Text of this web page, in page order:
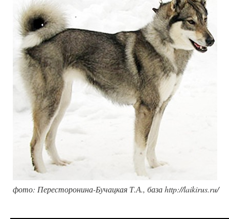
фото: Пересторонина-Бучацкая Т.А., база http://laikirus.ru/